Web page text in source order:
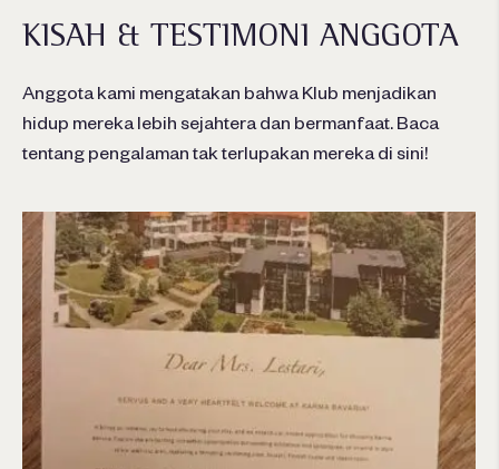
KISAH & TESTIMONI ANGGOTA
Anggota kami mengatakan bahwa Klub menjadikan
hidup mereka lebih sejahtera dan bermanfaat. Baca
tentang pengalaman tak terlupakan mereka di sini!